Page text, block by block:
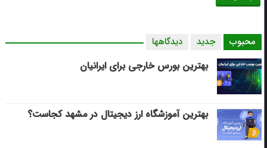
محبوب جدید دیدگاهها
بهترین بورس خارجی برای ایرانیان
بهترین آموزشگاه ارز دیجیتال در مشهد کجاست؟